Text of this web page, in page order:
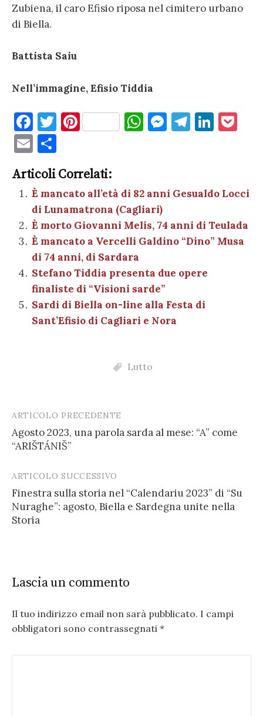
Zubiena, il caro Efisio riposa nel cimitero urbano
di Biella.
Battista Saiu
Nell’immagine, Efisio Tiddia
F
a
c
e
b
o
o
k
T
te
r
Pi
es
t
W
A
p
p
M
g
T
a
m
Li
dI
n
et
E
m
ai
l
n
di
vi
di
Articoli Correlati:
È mancato all’età di 82 anni Gesualdo Locci
di Lunamatrona (Cagliari)
È morto Giovanni Melis, 74 anni di Teulada
È mancato a Vercelli Galdino “Dino” Musa
di 74 anni, di Sardara
Stefano Tiddia presenta due opere
finaliste di “Visioni sarde”
Sardi di Biella on-line alla Festa di
Sant’Efisio di Cagliari e Nora
Lutto
Post
navigation
ARTICOLO PRECEDENTE
Agosto 2023, una parola sarda al mese: “A” come
“ARIŠTÁNIŠ”
ARTICOLO SUCCESSIVO
Finestra sulla storia nel “Calendariu 2023” di “Su
Nuraghe”: agosto, Biella e Sardegna unite nella
Storia
Lascia un commento
Il tuo indirizzo email non sarà pubblicato. I campi
obbligatori sono contrassegnati *